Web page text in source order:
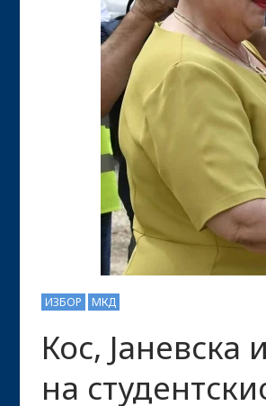
ИЗБОР МКД
Кос, Јаневска
на